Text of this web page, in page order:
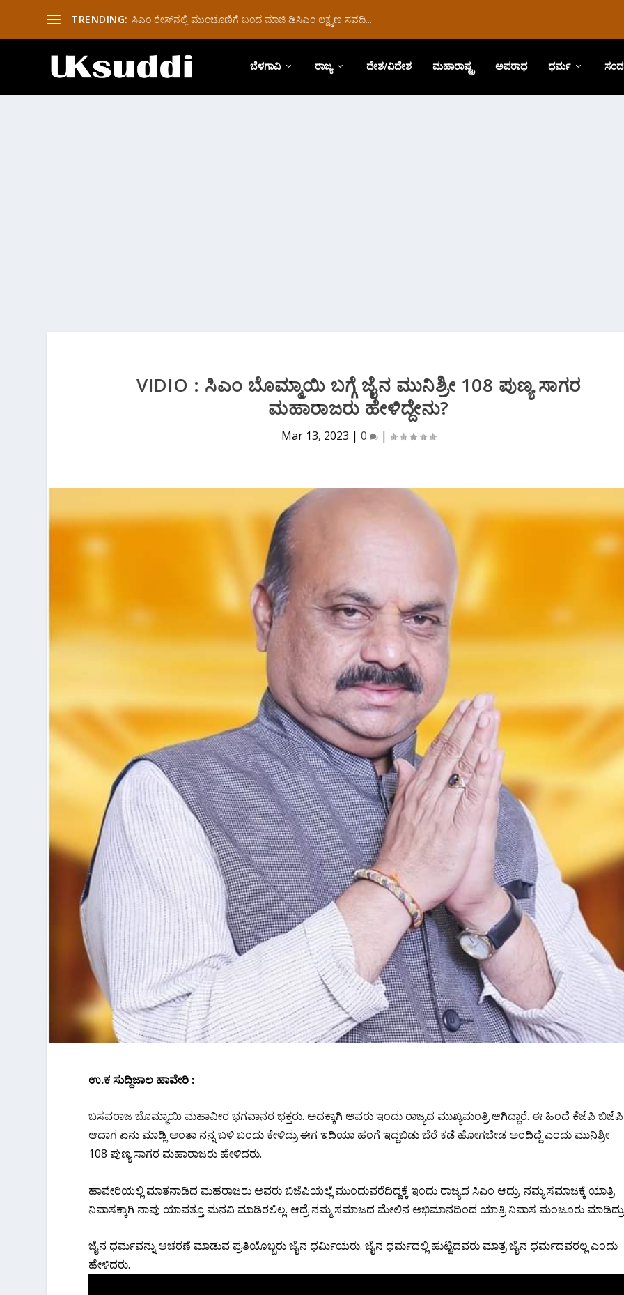
TRENDING: ಸಿಎಂ ರೇಸ್‌ನಲ್ಲಿ ಮುಂಚೂಣಿಗೆ ಬಂದ ಮಾಜಿ ಡಿಸಿಎಂ ಲಕ್ಷ್ಮಣ ಸವದಿ...
ಬೆಳಗಾವಿ ರಾಜ್ಯ ದೇಶ/ವಿದೇಶ ಮಹಾರಾಷ್ಟ್ರ ಅಪರಾಧ ಧರ್ಮ
VIDIO : ಸಿಎಂ ಬೊಮ್ಮಾಯಿ‌ ಬಗ್ಗೆ ಜೈನ ಮುನಿಶ್ರೀ 108 ಪುಣ್ಯ ಸಾಗರ
ಮಹಾರಾಜರು ಹೇಳಿದ್ದೇನು?
Mar 13, 2023 | 0 |
ಉ‌.ಕ ಸುದ್ದಿಜಾಲ ಹಾವೇರಿ :
ಬಸವರಾಜ ಬೊಮ್ಮಾಯಿ ಮಹಾವೀರ ಭಗವಾನರ ಭಕ್ತರು. ಅದಕ್ಕಾಗಿ ಅವರು ಇಂದು ರಾಜ್ಯದ ಮುಖ್ಯಮಂತ್ರಿ ಆಗಿದ್ದಾರೆ. ಈ ಹಿಂದೆ ಕೆಜೆಪಿ ಬಿಜೆಪಿ
ಆದಾಗ ಏನು ಮಾಡ್ಲಿ ಅಂತಾ ನನ್ನ ಬಳಿ ಬಂದು ಕೇಳಿದ್ರು ಈಗ ಇದಿಯಾ ಹಂಗೆ ಇದ್ದಬಿಡು ಬೆರೆ ಕಡೆ ಹೋಗಬೇಡ ಅಂದಿದ್ದೆ ಎಂದು ಮುನಿಶ್ರೀ
108 ಪುಣ್ಯ ಸಾಗರ ಮಹಾರಾಜರು ಹೇಳಿದರು.
ಹಾವೇರಿಯಲ್ಲಿ ಮಾತನಾಡಿದ ಮಹರಾಜರು ಅವರು ಬಿಜೆಪಿಯಲ್ಲೆ ಮುಂದುವರೆದಿದ್ದಕ್ಕೆ ಇಂದು ರಾಜ್ಯದ ಸಿಎಂ ಆದ್ರು. ನಮ್ಮ ಸಮಾಜಕ್ಕೆ ಯಾತ್ರಿ
ನಿವಾಸಕ್ಕಾಗಿ ನಾವು ಯಾವತ್ತೂ ಮನವಿ ಮಾಡಿರಲಿಲ್ಲ. ಆದ್ರೆ ನಮ್ಮ ಸಮಾಜದ ಮೇಲಿನ ಅಭಿಮಾನದಿಂದ ಯಾತ್ರಿ ನಿವಾಸ ಮಂಜೂರು
ಜೈನ ಧರ್ಮವನ್ನು ಆಚರಣೆ ಮಾಡುವ ಪ್ರತಿಯೊಬ್ಬರು ಜೈನ ಧರ್ಮಿಯರು. ಜೈನ ಧರ್ಮದಲ್ಲಿ ಹುಟ್ಟಿದವರು ಮಾತ್ರ ಜೈನ ಧರ್ಮದವರಲ್ಲ ಎಂದು
ಹೇಳಿದರು.